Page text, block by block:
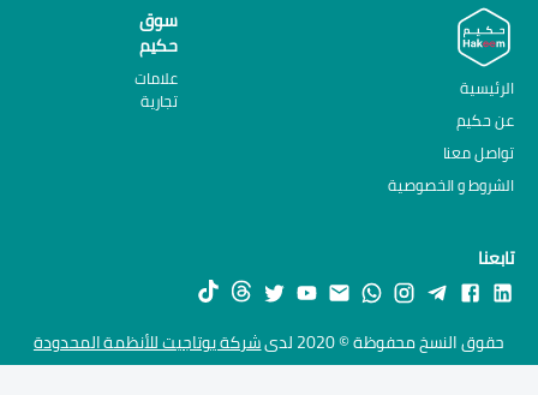
الرئيسية
عن حكيم
تواصل معنا
الشروط و الخصوصية
سوق
حكيم
علامات
تجارية
تابعنا
حقوق النسخ محفوظة © 2020 لدى شركة يوتاجيت للأنظمة المحدودة